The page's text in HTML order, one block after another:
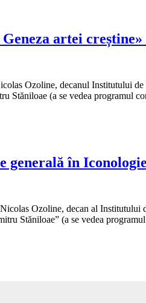
artei
Ozoline, decanul Institutului
Stăniloae (a se vedea programul
generală în
Ozoline, decan al Institutului
Stăniloae” (a se vedea